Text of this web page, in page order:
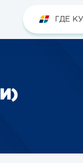
ГДЕ